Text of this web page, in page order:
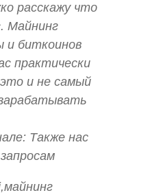
расскажу что
Майнинг
биткоинов
практически
и не самый
Также нас